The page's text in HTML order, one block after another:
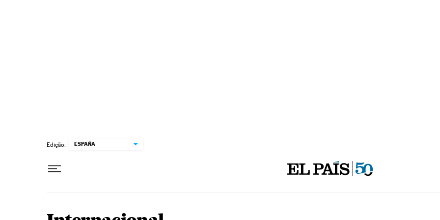
Edição: ESPAÑA